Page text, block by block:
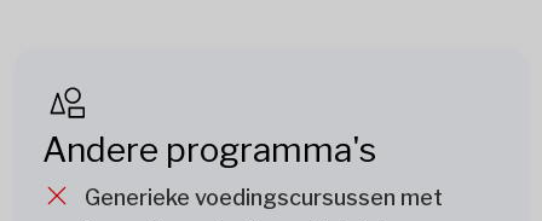
Andere programma's
Generieke voedingscursussen met